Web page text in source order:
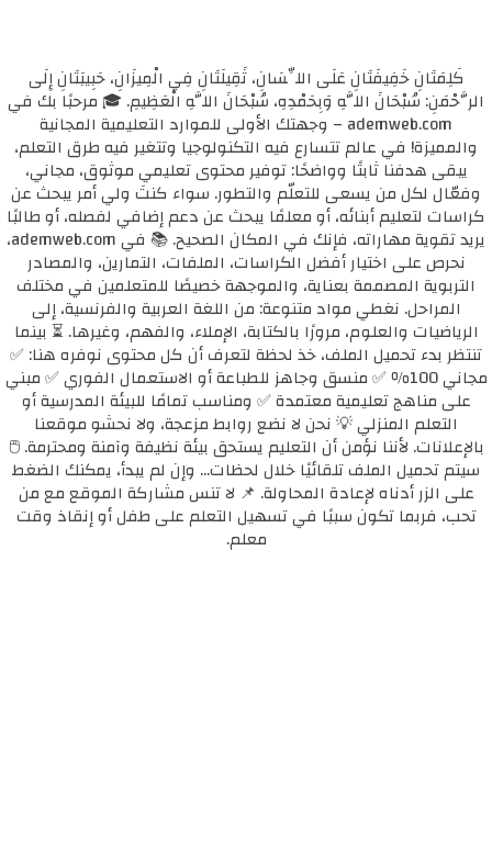
كَلِمَتَانِ خَفِيفَتَانِ عَلَى اللِّسَانِ، ثَقِيلَتَانِ فِي الْمِيزَانِ، حَبِيبَتَانِ إِلَى
الرَّحْمَنِ: سُبْحَانَ اللَّهِ وَبِحَمْدِهِ، سُبْحَانَ اللَّهِ الْعَظِيمِ. 🎓 مرحبًا بك في
ademweb.com – وجهتك الأولى للموارد التعليمية المجانية
والمميزة! في عالم تتسارع فيه التكنولوجيا وتتغير فيه طرق التعلم،
يبقى هدفنا ثابتًا وواضحًا: توفير محتوى تعليمي موثوق، مجاني،
وفعّال لكل من يسعى للتعلّم والتطور. سواء كنتَ ولي أمر يبحث عن
كراسات لتعليم أبنائه، أو معلمًا يبحث عن دعم إضافي لفصله، أو طالبًا
يريد تقوية مهاراته، فإنك في المكان الصحيح. 📚 في ademweb.com،
نحرص على اختيار أفضل الكراسات، الملفات، التمارين، والمصادر
التربوية المصممة بعناية، والموجهة خصيصًا للمتعلمين في مختلف
المراحل. نغطي مواد متنوعة: من اللغة العربية والفرنسية، إلى
الرياضيات والعلوم، مرورًا بالكتابة، الإملاء، والفهم، وغيرها. ⏳ بينما
تنتظر بدء تحميل الملف، خذ لحظة لتعرف أن كل محتوى نوفره هنا: ✅
مجاني 100٪ ✅ منسق وجاهز للطباعة أو الاستعمال الفوري ✅ مبني
على مناهج تعليمية معتمدة ✅ ومناسب تمامًا للبيئة المدرسية أو
التعلم المنزلي 💡 نحن لا نضع روابط مزعجة، ولا نحشو موقعنا
بالإعلانات. لأننا نؤمن أن التعليم يستحق بيئة نظيفة وآمنة ومحترمة. 🖱️
سيتم تحميل الملف تلقائيًا خلال لحظات... وإن لم يبدأ، يمكنك الضغط
على الزر أدناه لإعادة المحاولة. 📌 لا تنس مشاركة الموقع مع من
تحب، فربما تكون سببًا في تسهيل التعلم على طفل أو إنقاذ وقت
معلم.